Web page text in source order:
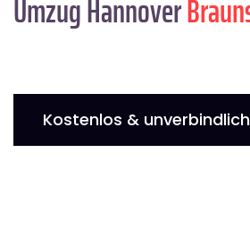
Umzug Hannover
Kostenlos &